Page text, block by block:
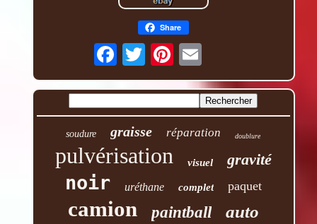
Share
soudure graisse réparation doublure
pulvérisation visuel gravité
noir uréthane complet paquet
camion paintball auto